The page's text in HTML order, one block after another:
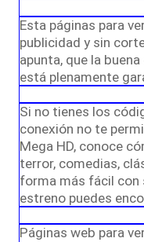
Esta páginas para
publicidad y sin
apunta, que la
está plenamente
Si no tienes los
conexión no te
Mega HD, conoce
terror, comedias,
forma más fácil con
estreno puedes
Páginas web para